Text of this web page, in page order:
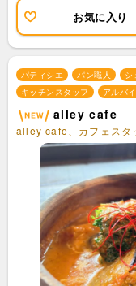
お気に入り
パティシエ パン職人 シ
キッチンスタッフ
アルバ
alley cafe
alley cafe、カフェスタ